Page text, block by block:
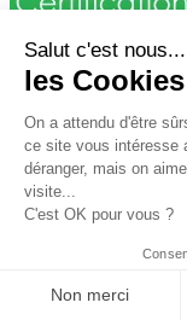
Girodmedical est
Tous les dispositifs
aux articlesL 5213-3
21 décembre 2012
faire l'objet d'une
du code de la
être légalement
Salut c'est nous...
les
On a attendu d'être
ce site vous intéresse
déranger, mais on
visite...
C'est OK pour vous ?
Non merci